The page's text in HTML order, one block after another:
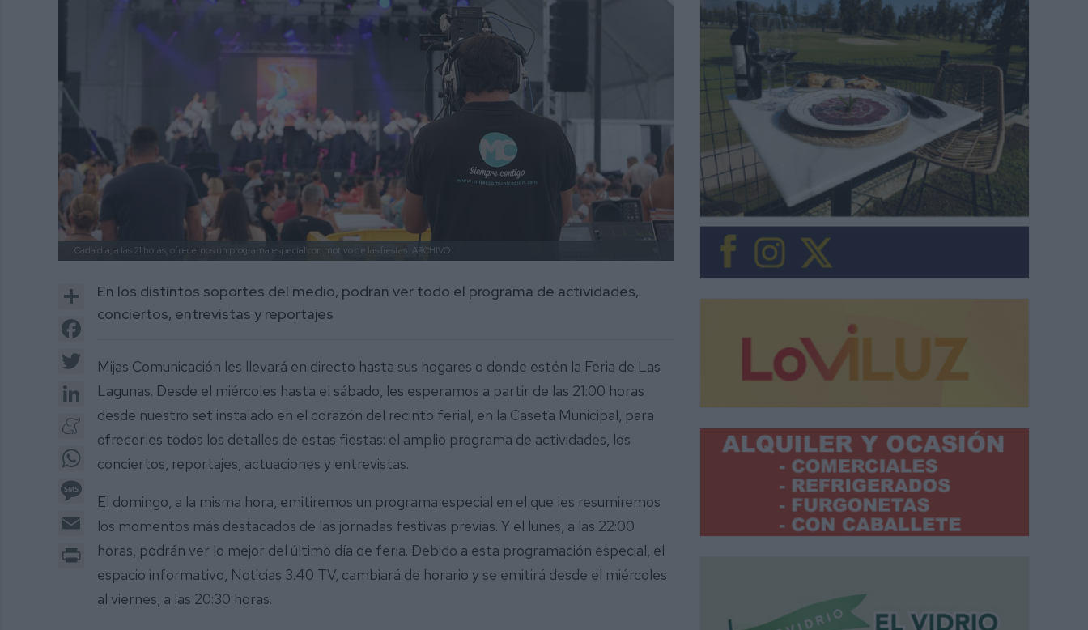
Cada día, a las 21 horas, ofrecemos un programa especial con motivo de las fiestas. ARCHIVO.
Share
Facebook
LinkedIn
Meneame
Print
En los distintos soportes del medio, podrán ver todo el programa de actividades,
conciertos, entrevistas y reportajes
Mijas Comunicación les llevará en directo hasta sus hogares o donde estén la Feria de Las
Lagunas. Desde el miércoles hasta el sábado, les esperamos a partir de las 21:00 horas
desde nuestro set instalado en el corazón del recinto ferial, en la Caseta Municipal, para
ofrecerles todos los detalles de estas fiestas: el amplio programa de actividades, los
conciertos, reportajes, actuaciones y entrevistas.
El domingo, a la misma hora, emitiremos un programa especial en el que les resumiremos
los momentos más destacados de las jornadas festivas previas. Y el lunes, a las 22:00
horas, podrán ver lo mejor del último día de feria. Debido a esta programación especial, el
espacio informativo, Noticias 3.40 TV, cambiará de horario y se emitirá desde el miércoles
al viernes, a las 20:30 horas.